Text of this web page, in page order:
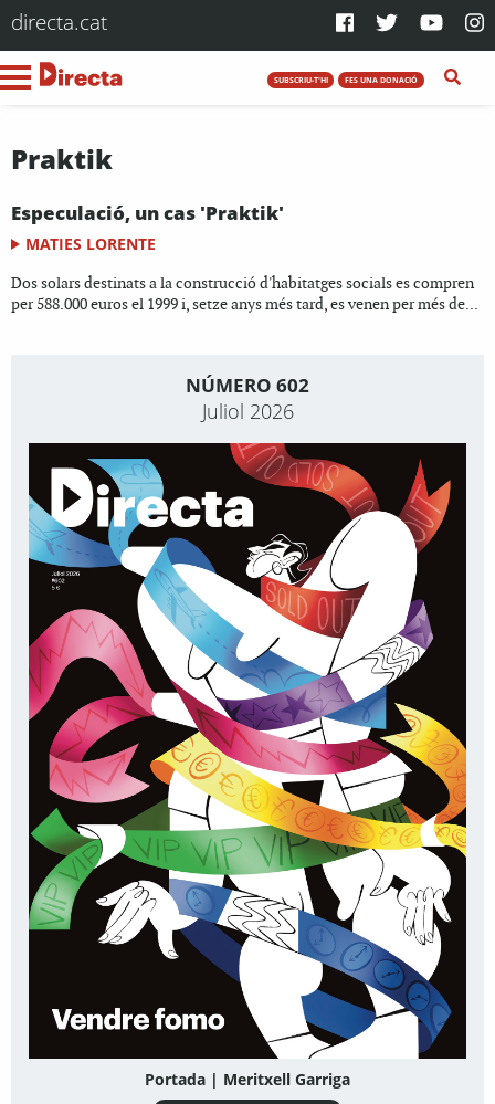
directa.cat
SUBSCRIU-T'HI FES UNA DONACIÓ
Praktik
Especulació, un cas 'Praktik'
MATIES LORENTE
Dos solars destinats a la construcció d'habitatges socials es compren
per 588.000 euros el 1999 i, setze anys més tard, es venen per més de...
NÚMERO 602
Juliol 2026
Portada | Meritxell Garriga